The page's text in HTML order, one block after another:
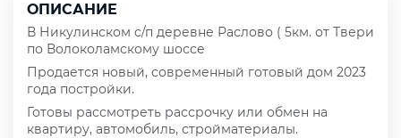
ОПИСАНИЕ
В Никулинском с/п деревне Раслово ( 5км. от Твери
по Волоколамскому шоссе
Продается новый, современный готовый дом 2023
года постройки.
Готовы рассмотреть рассрочку или обмен на
квартиру, автомобиль, стройматериалы.